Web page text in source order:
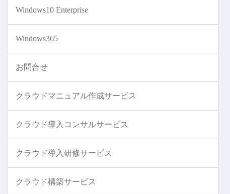
Windows10 Enterprise
Windows365
お問合せ
クラウドマニュアル作成サービス
クラウド導入コンサルサービス
クラウド導入研修サービス
クラウド構築サービス